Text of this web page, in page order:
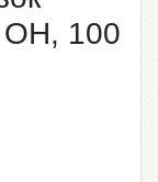
100